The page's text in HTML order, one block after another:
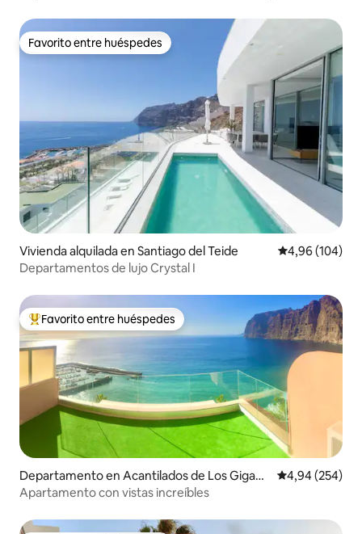
Favorito entre huéspedes
Favorito entre huéspedes
Vivienda alquilada en Santiago del Teide Calificación
4,96 (104)
Departamentos de lujo Crystal I
Favorito entre los huéspedes más destacados
Favorito entre huéspedes
Departamento en Acantilados de Los Gigant
es
Calificación
4,94 (254)
Apartamento con vistas increíbles